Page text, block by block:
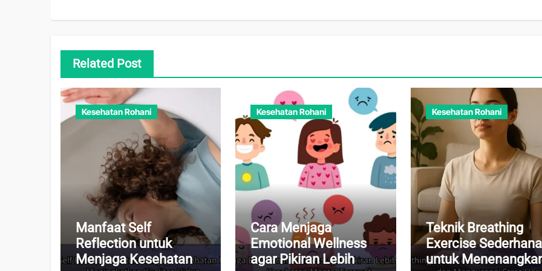
Related Post
Kesehatan Rohani
Manfaat Self
Reflection untuk
Menjaga Kesehatan
Kesehatan Rohani
Cara Menjaga
Emotional Wellness
agar Pikiran Lebih
Kesehatan Rohani
Teknik Breathing
Exercise Sederhana
untuk